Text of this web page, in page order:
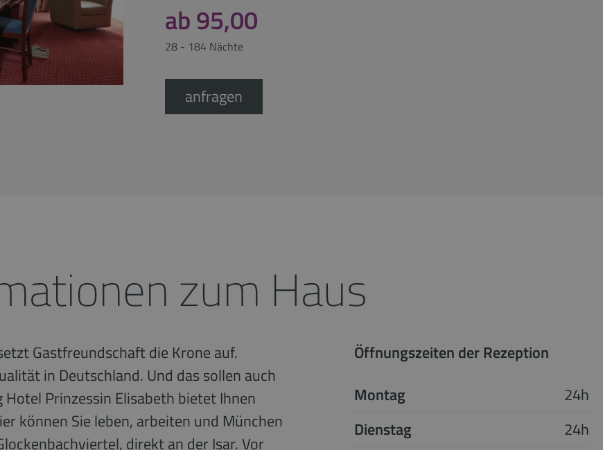
ab 95,00
28 - 184 Nächte
anfragen
zum Haus
Gastfreundschaft die Krone auf.
in Deutschland. Und das sollen auch
Hotel Prinzessin Elisabeth bietet Ihnen
können Sie leben, arbeiten und München
direkt an der Isar. Vor
Öffnungszeiten der Rezeption
Montag
24h
Dienstag
24h